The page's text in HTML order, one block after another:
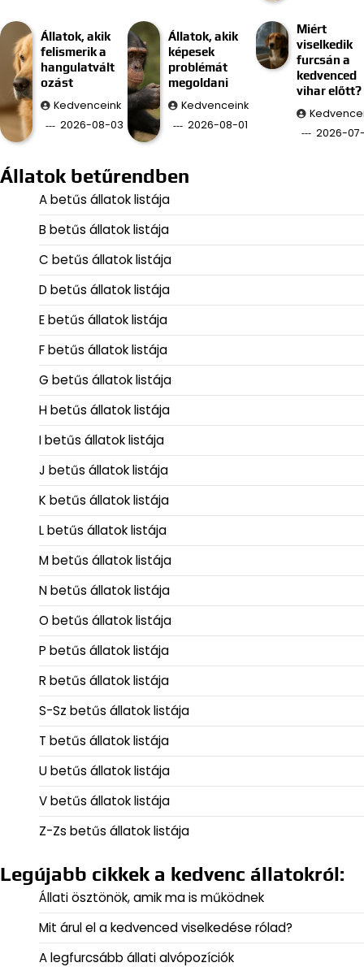
Állatok, akik
felismerik a
hangulatvált
ozást
Kedvenceink
2026-08-03
Állatok, akik
képesek
problémát
megoldani
Kedvenceink
2026-08-01
Miért
viselkedik
furcsán a
kedvenced
vihar előtt?
2026-
Állatok betűrendben
A betűs állatok listája
B betűs állatok listája
C betűs állatok listája
D betűs állatok listája
E betűs állatok listája
F betűs állatok listája
G betűs állatok listája
H betűs állatok listája
I betűs állatok listája
J betűs állatok listája
K betűs állatok listája
L betűs állatok listája
M betűs állatok listája
N betűs állatok listája
O betűs állatok listája
P betűs állatok listája
R betűs állatok listája
S-Sz betűs állatok listája
T betűs állatok listája
U betűs állatok listája
V betűs állatok listája
Z-Zs betűs állatok listája
Legújabb cikkek a kedvenc állatokról:
Állati ösztönök, amik ma is működnek
Mit árul el a kedvenced viselkedése rólad?
A legfurcsább állati alvópozíciók